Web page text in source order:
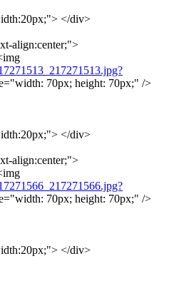
</div>
align:center;">
70px; height: 70px;" />
</div>
align:center;">
70px; height: 70px;" />
</div>